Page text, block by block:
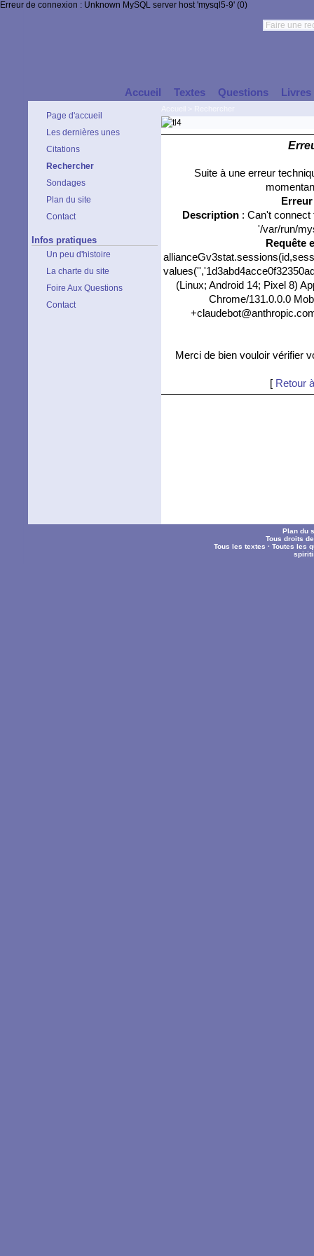
Erreur de connexion : Unknown MySQL server host 'mysql5-9' (0)
Accueil Textes Questions Livres
Page d'accueil
Les dernières unes
Citations
Rechercher
Sondages
Plan du site
Contact
Infos pratiques
Un peu d'histoire
La charte du site
Foire Aux Questions
Contact
Suite à une erreur
Description: Can't connect
'/var/run/
Requête
(Linux; Android 14; Pixel 8)
Chrome/131.0.0.0
Merci de bien vouloir vérifier
[ Retour
Plan du
Tous droits
Tous les textes ·Toutes les